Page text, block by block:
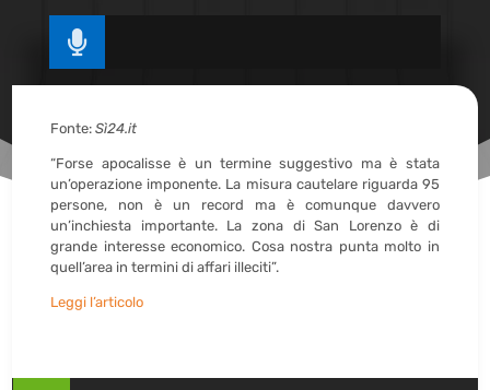

Fonte:Sì24.it
“Forse apocalisse è un termine suggestivo ma è stata
un’operazione imponente. La misura cautelare riguarda 95
persone, non è un record ma è comunque davvero
un’inchiesta importante. La zona di San Lorenzo è di
grande interesse economico. Cosa nostra punta molto in
quell’area in termini di affari illeciti”.
Leggi l’articolo